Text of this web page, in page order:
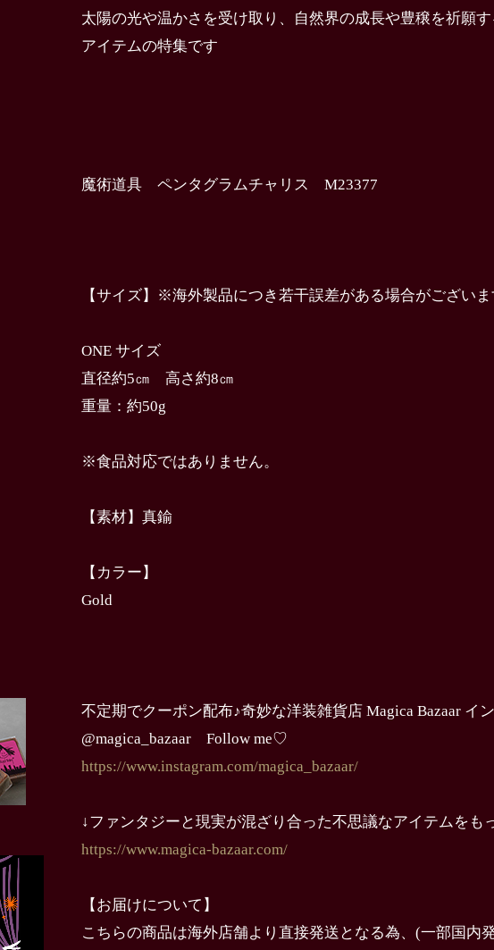
太陽の光や温かさを受け取り、自然界の成長や豊穣を祈願
アイテムの特集です
魔術道具 ペンタグラムチャリス M23377
【サイズ】※海外製品につき若干誤差がある場合がござい
ONE サイズ
直径約5㎝ 高さ約8㎝
重量：約50g
※食品対応ではありません。
【素材】真鍮
【カラー】
Gold
不定期でクーポン配布♪奇妙な洋装雑貨店 Magica Bazaar イ
@magica_bazaar Follow me♡
https://www.instagram.com/magica_bazaar/
↓ファンタジーと現実が混ざり合った不思議なアイテムをも
https://www.magica-bazaar.com/
【お届けについて】
こちらの商品は海外店舗より直接発送となる為、(一部国内